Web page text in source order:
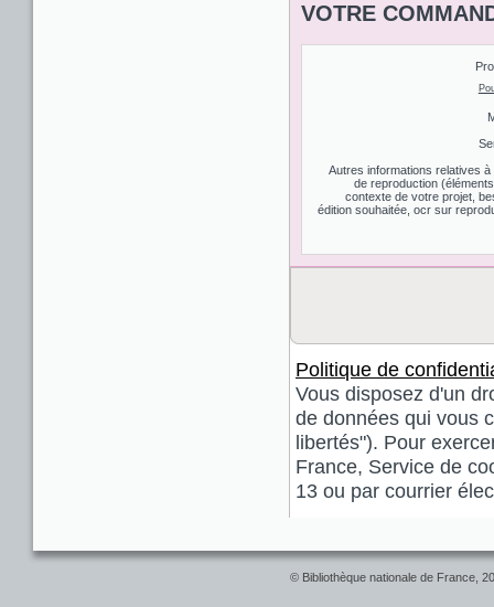
VOTRE
Autres informations relatives
de reproduction
contexte de votre projet,
édition souhaitée, ocr sur
Politique de
Vous disposez d'un
de données qui vous
libertés"). Pour
France, Service de
13 ou par courrier
© Bibliothèque nationale de France,